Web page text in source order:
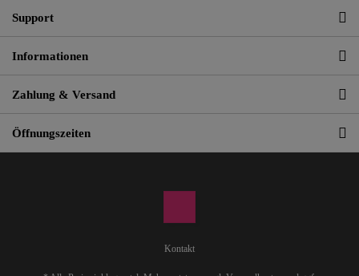
Support
Informationen
Zahlung & Versand
Öffnungszeiten
Kontakt